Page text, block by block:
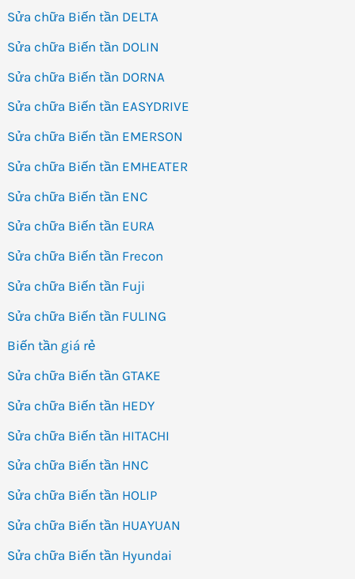
Sửa chữa Biến tần DELTA
Sửa chữa Biến tần DOLIN
Sửa chữa Biến tần DORNA
Sửa chữa Biến tần EASYDRIVE
Sửa chữa Biến tần EMERSON
Sửa chữa Biến tần EMHEATER
Sửa chữa Biến tần ENC
Sửa chữa Biến tần EURA
Sửa chữa Biến tần Frecon
Sửa chữa Biến tần Fuji
Sửa chữa Biến tần FULING
Biến tần giá rẻ
Sửa chữa Biến tần GTAKE
Sửa chữa Biến tần HEDY
Sửa chữa Biến tần HITACHI
Sửa chữa Biến tần HNC
Sửa chữa Biến tần HOLIP
Sửa chữa Biến tần HUAYUAN
Sửa chữa Biến tần Hyundai